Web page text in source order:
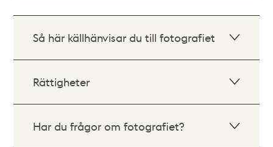
Så här källhänvisar du till fotografiet
Rättigheter
Har du frågor om fotografiet?